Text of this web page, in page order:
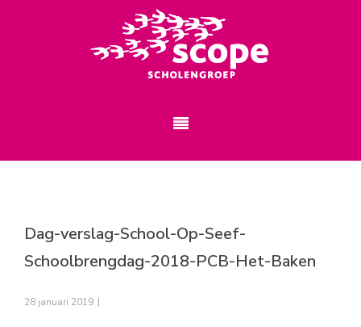
Dag-verslag-School-Op-Seef-
Schoolbrengdag-2018-PCB-Het-Baken
28 januari 2019 |